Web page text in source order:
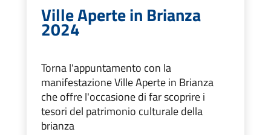
Ville Aperte in Brianza
2024
Torna l'appuntamento con la
manifestazione Ville Aperte in Brianza
che offre l'occasione di far scoprire i
tesori del patrimonio culturale della
brianza